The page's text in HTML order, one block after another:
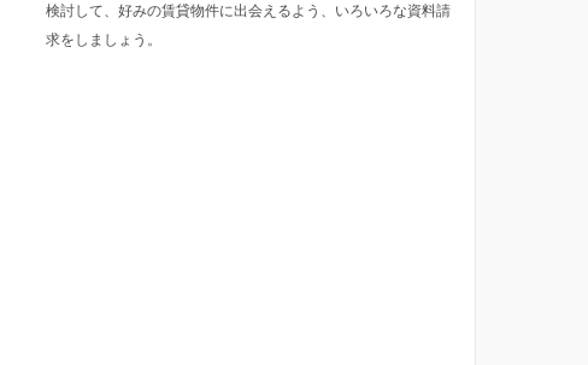
検討して、好みの賃貸物件に出会えるよう、いろいろな資料請
求をしましょう。